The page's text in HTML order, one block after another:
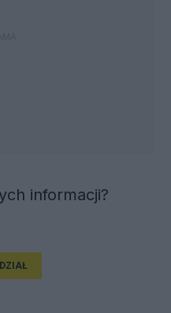
informacji?